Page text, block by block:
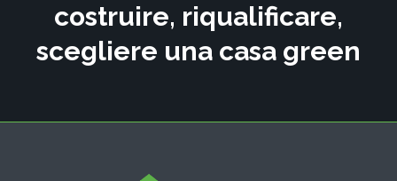
costruire, riqualificare,
scegliere una casa green